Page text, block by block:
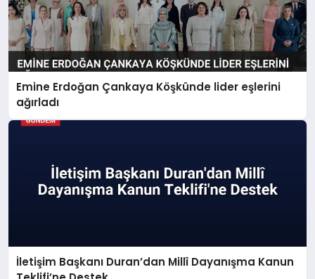
Emine Erdoğan Çankaya Köşkünde lider eşlerini
ağırladı
İletişim Başkanı Duran’dan Millî Dayanışma Kanun